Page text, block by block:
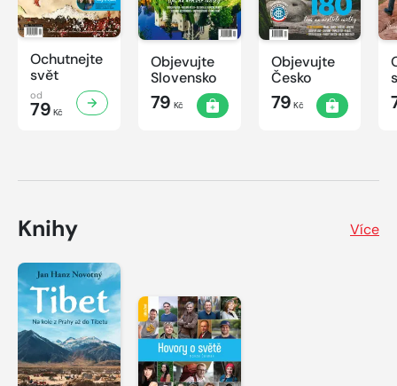
Ochutnejte
svět
od
79 Kč
Objevujte
Slovensko
79 Kč
Objevujte
Česko
79 Kč
Knihy Více